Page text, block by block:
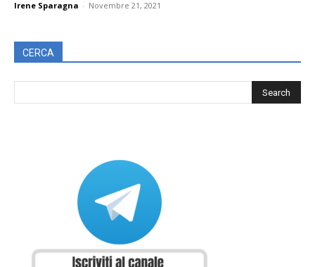
Irene Sparagna - Novembre 21, 2021
CERCA